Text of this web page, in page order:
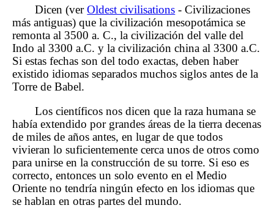
Dicen (verOldest civilisations - Civilizaciones
más antiguas) que la civilización mesopotámica se
remonta al 3500 a. C., la civilización del valle del
Indo al 3300 a.C. y la civilización china al 3300 a.C.
Si estas fechas son del todo exactas, deben haber
existido idiomas separados muchos siglos antes de la
Torre de Babel.
Los científicos nos dicen que la raza humana se
había extendido por grandes áreas de la tierra decenas
de miles de años antes, en lugar de que todos
vivieran lo suficientemente cerca unos de otros como
para unirse en la construcción de su torre. Si eso es
correcto, entonces un solo evento en el Medio
Oriente no tendría ningún efecto en los idiomas que
se hablan en otras partes del mundo.